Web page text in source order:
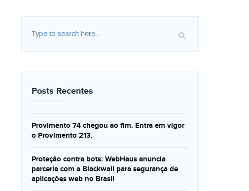
Posts Recentes
Provimento 74 chegou ao fim. Entra em vigor
o Provimento 213.
Proteção contra bots: WebHaus anuncia
parceria com a Blackwall para segurança de
aplicações web no Brasil